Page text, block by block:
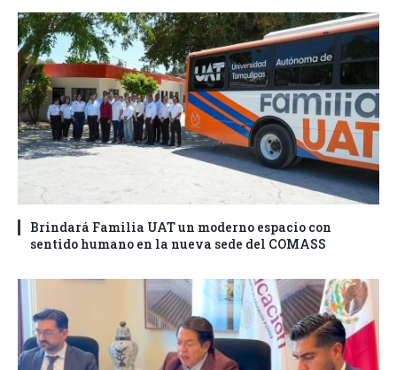
Brindará Familia UAT un moderno espacio con
sentido humano en la nueva sede del COMASS